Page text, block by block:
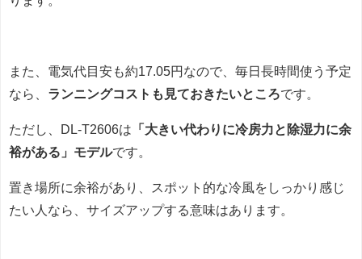
また、電気代目安も約17.05円なので、毎日長時間使う予定
なら、 ランニングコストも見ておきたいところです。
ただし、DL-T2606は 「大きい代わりに冷房力と除湿力に余
裕がある」モデルです。
置き場所に余裕があり、スポット的な冷風をしっかり感じ
たい人なら、サイズアップする意味はあります。